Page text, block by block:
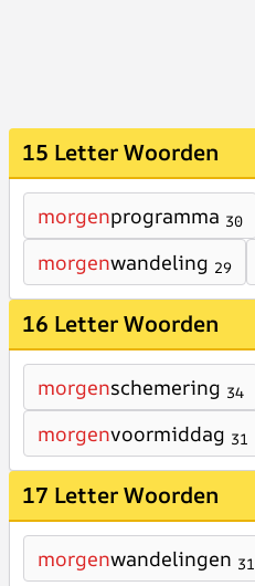
15 Letter Woorden
morgenprogramma 30
morgenwandeling 29
16 Letter Woorden
morgenschemering 34
morgenvoormiddag 31
17 Letter Woorden
morgenwandelingen 31